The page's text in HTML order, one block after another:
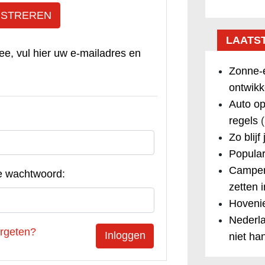
vul hier uw e-mailadres en
wachtwoord:
Auto
regels
Zo blijf
zetten
niet